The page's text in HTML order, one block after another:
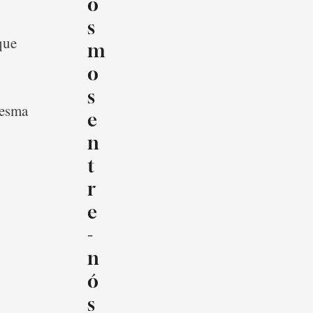
s
m
o
s
e
n
t
r
e
-
n
ó
s